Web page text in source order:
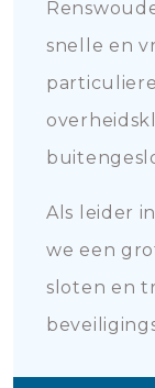
snelle en
Als leider
we een
sloten en